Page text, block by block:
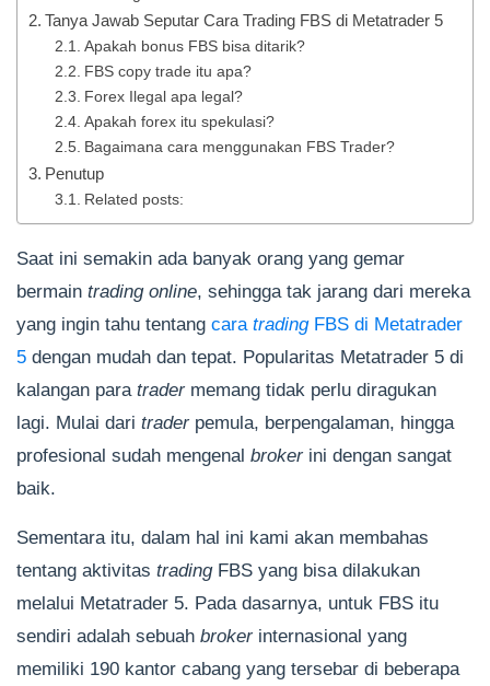
Tanya Jawab Seputar Cara Trading FBS di Metatrader 5
Apakah bonus FBS bisa ditarik?
FBS copy trade itu apa?
Forex Ilegal apa legal?
Apakah forex itu spekulasi?
Bagaimana cara menggunakan FBS Trader?
Penutup
Related posts:
Saat ini semakin ada banyak orang yang gemar
bermain trading online, sehingga tak jarang dari mereka
yang ingin tahu tentang cara trading FBS di Metatrader
5 dengan mudah dan tepat. Popularitas Metatrader 5 di
kalangan para trader memang tidak perlu diragukan
lagi. Mulai dari trader pemula, berpengalaman, hingga
profesional sudah mengenal broker ini dengan sangat
baik.
Sementara itu, dalam hal ini kami akan membahas
tentang aktivitas trading FBS yang bisa dilakukan
melalui Metatrader 5. Pada dasarnya, untuk FBS itu
sendiri adalah sebuah broker internasional yang
memiliki 190 kantor cabang yang tersebar di beberapa